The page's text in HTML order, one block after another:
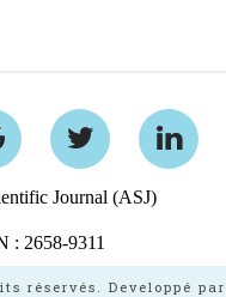
Journal (ASJ)
: 2658-9311
réservés. Developpé par